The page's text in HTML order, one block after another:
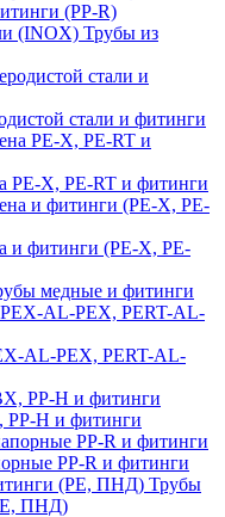
(PP-R)
Трубы из
стали и фитинги
PE-X, PE-RT и фитинги
и фитинги (PE-X, PE-
медные и фитинги
AL-PEX, PERT-AL-
H и фитинги
PP-R и фитинги
Трубы
ПНД)